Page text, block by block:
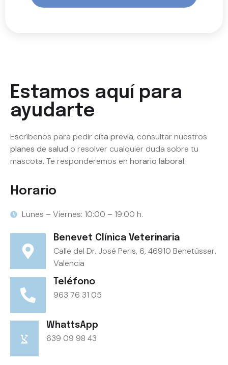
Estamos aquí para
ayudarte
Escríbenos para pedir cita previa, consultar nuestros
planes de salud o resolver cualquier duda sobre tu
mascota. Te responderemos en horario laboral.
Horario
Lunes – Viernes: 10:00 – 19:00 h.
Benevet Clínica Veterinaria
Calle del Dr. José Peris, 6, 46910 Benetússer,
Valencia
Teléfono
963 76 31 05
WhattsApp
639 09 98 43